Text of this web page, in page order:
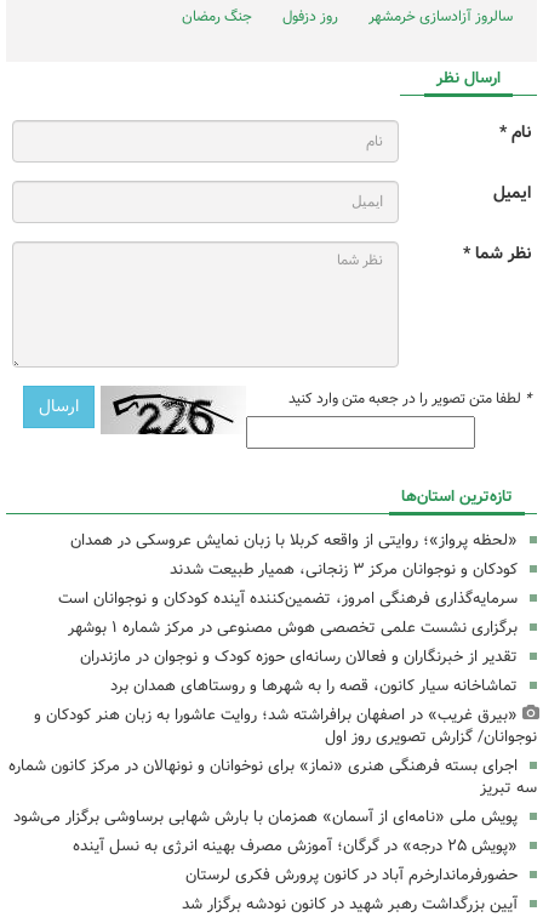
سالروز آزادسازی خرمشهر
روز دزفول جنگ رمضان
ارسال نظر
نام *
ایمیل
نظر شما *
* لطفا متن تصویر را در جعبه متن وارد کنید
تازه‌ترین استان‌ها
«لحظه پرواز»؛ روایتی از واقعه کربلا با زبان نمایش عروسکی در همدان
کودکان و نوجوانان مرکز ۳ زنجانی، همیار طبیعت شدند
سرمایه‌گذاری فرهنگی امروز، تضمین‌کننده آینده کودکان و نوجوانان است
برگزاری نشست علمی تخصصی هوش مصنوعی در مرکز شماره ۱ بوشهر
تقدیر از خبرنگاران و فعالان رسانه‌ای حوزه کودک و نوجوان در مازندران
تماشاخانه سیار کانون، قصه را به شهرها و روستاهای همدان برد
«بیرق غریب» در اصفهان برافراشته شد؛ روایت عاشورا به زبان هنر کودکان و
نوجوانان/ گزارش تصویری روز اول
اجرای بسته فرهنگی هنری «نماز» برای نوخوانان و نونهالان در مرکز کانون شماره
سه تبریز
پویش ملی «نامه‌ای از آسمان» همزمان با بارش شهابی برساوشی برگزار می‌شود
«پویش ۲۵ درجه» در گرگان؛ آموزش مصرف بهینه انرژی به نسل آینده
حضورفرماندارخرم آباد در کانون پرورش فکری لرستان
آیین بزرگداشت رهبر شهید در کانون نودشه برگزار شد